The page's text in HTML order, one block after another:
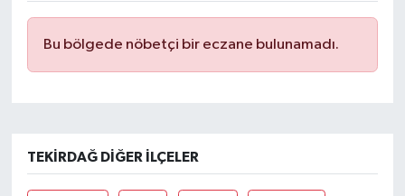
Bu bölgede nöbetçi bir eczane bulunamadı.
TEKIRDAĞ DIĞER İLÇELER